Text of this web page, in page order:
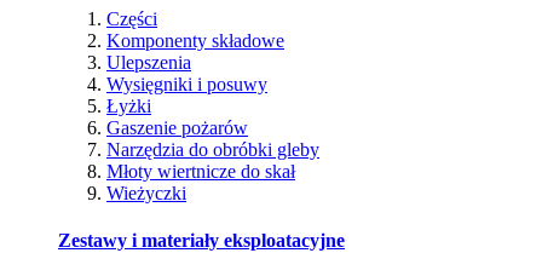
Części
Komponenty składowe
Ulepszenia
Wysięgniki i posuwy
Łyżki
Gaszenie pożarów
Narzędzia do obróbki gleby
Młoty wiertnicze do skał
Wieżyczki
Zestawy i materiały eksploatacyjne